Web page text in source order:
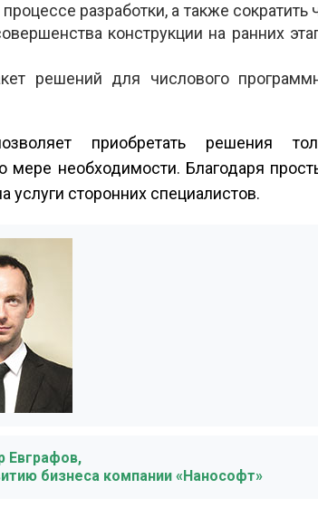
разработки, а также
конструкции на ранних
решений для числового
приобретать решения
мере необходимости. Благодаря
сторонних специалистов.
Евграфов,
бизнеса компании «Нанософт»